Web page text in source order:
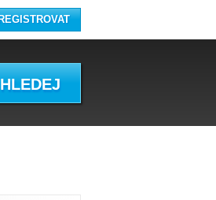
HLEDEJ